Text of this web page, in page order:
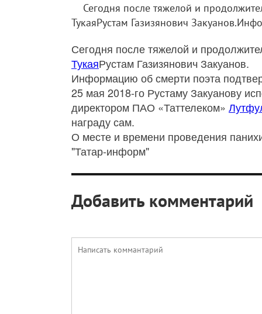
Сегодня после тяжелой и
ТукаяРустам Газизянович
Сегодня после тяжелой и
ТукаяРустам Газизянович Закуанов.
Информацию об смерти поэта
25 мая 2018-го Рустаму Закуанову
директором ПАО «Таттелеком»
награду сам.
О месте и времени проведения
"Татар-информ"
Добавить комментарий